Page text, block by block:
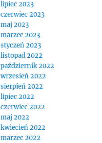
lipiec 2023
czerwiec 2023
maj 2023
marzec 2023
styczeń 2023
listopad 2022
październik 2022
wrzesień 2022
sierpień 2022
lipiec 2022
czerwiec 2022
maj 2022
kwiecień 2022
marzec 2022